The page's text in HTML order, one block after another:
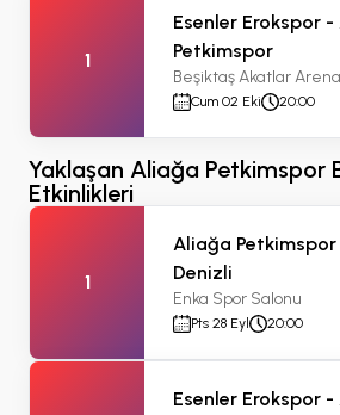
1
Esenler Erokspor
Petkimspor
Beşiktaş Akatlar Arena
Cum 02 Eki 20:00
Yaklaşan Aliağa Petkimspor
Etkinlikleri
1
Aliağa Petkimspor
Denizli
Enka Spor Salonu
Pts 28 Eyl 20:00
Esenler Erokspor